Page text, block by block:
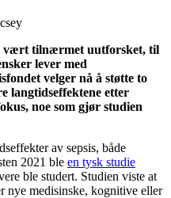
vært tilnærmet uutforsket, til
lever med
velger nå å støtte to
langtidseffektene etter
noe som gjør studien
av sepsis, både
2021 ble en tysk studie
ble studert. Studien viste at
nye medisinske, kognitive eller